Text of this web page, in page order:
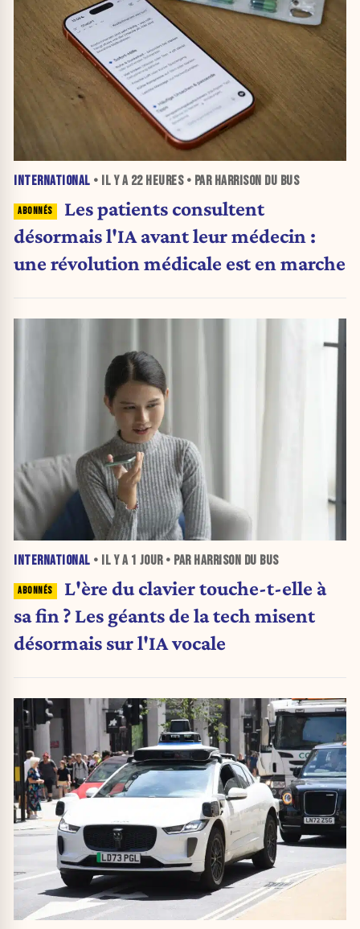
INTERNATIONAL • IL Y A 22 HEURES• PAR HARRISON DU BUS
Les patients consultent
désormais l'IA avant leur médecin :
une révolution médicale est en marche
INTERNATIONAL • IL Y A 1 JOUR• PAR HARRISON DU BUS
L'ère du clavier touche-t-elle à
sa fin ? Les géants de la tech misent
désormais sur l'IA vocale